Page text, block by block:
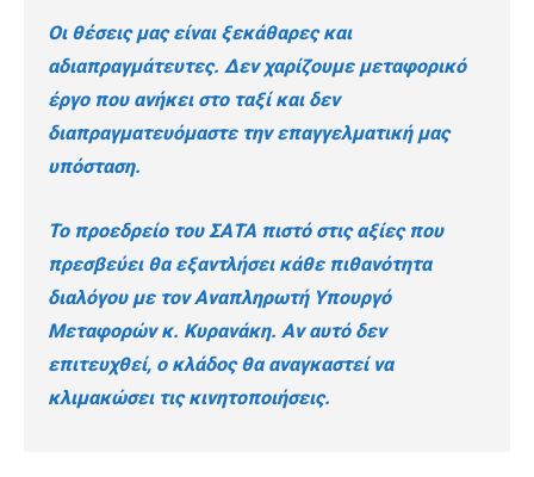
Οι θέσεις μας είναι ξεκάθαρες και
αδιαπραγμάτευτες. Δεν χαρίζουμε μεταφορικό
έργο που ανήκει στο ταξί και δεν
διαπραγματευόμαστε την επαγγελματική μας
υπόσταση.
Το προεδρείο του ΣΑΤΑ πιστό στις αξίες που
πρεσβεύει θα εξαντλήσει κάθε πιθανότητα
διαλόγου με τον Αναπληρωτή Υπουργό
Μεταφορών κ. Κυρανάκη. Αν αυτό δεν
επιτευχθεί, ο κλάδος θα αναγκαστεί να
κλιμακώσει τις κινητοποιήσεις.